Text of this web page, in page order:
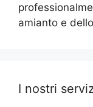
amianto e
I nostri